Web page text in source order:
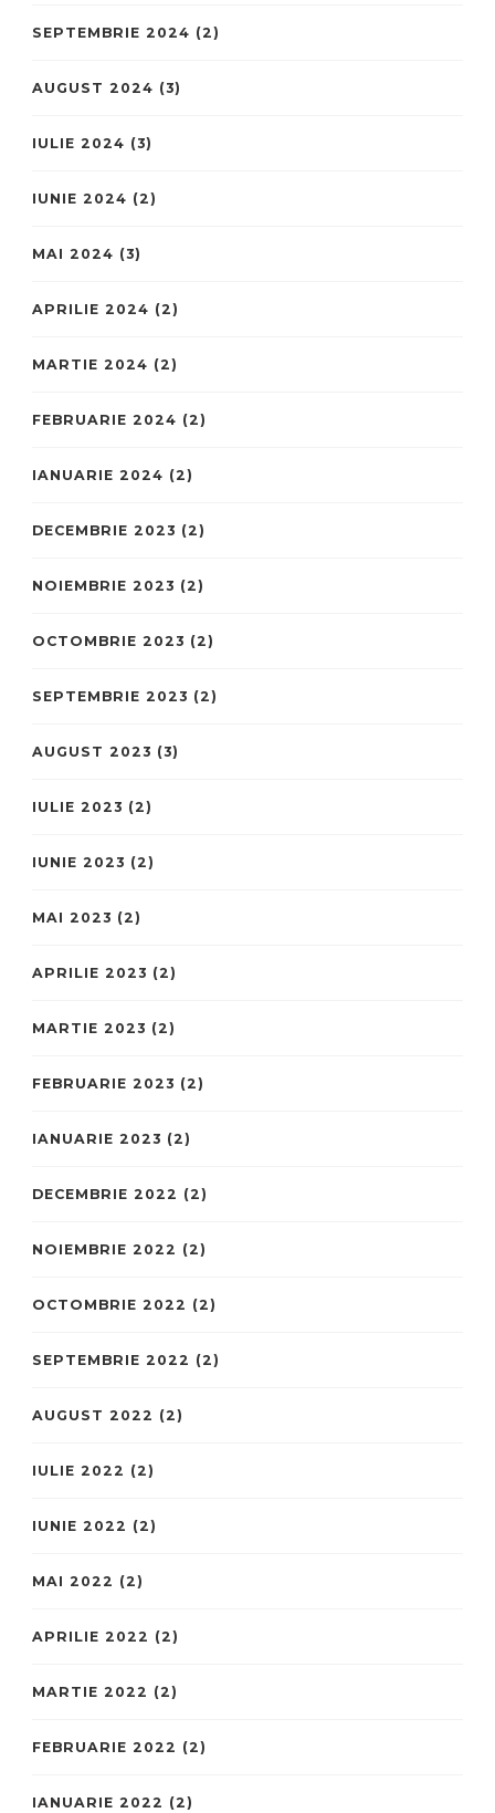
SEPTEMBRIE 2024 (2)
AUGUST 2024 (3)
IULIE 2024 (3)
IUNIE 2024 (2)
MAI 2024 (3)
APRILIE 2024 (2)
MARTIE 2024 (2)
FEBRUARIE 2024 (2)
IANUARIE 2024 (2)
DECEMBRIE 2023 (2)
NOIEMBRIE 2023 (2)
OCTOMBRIE 2023 (2)
SEPTEMBRIE 2023 (2)
AUGUST 2023 (3)
IULIE 2023 (2)
IUNIE 2023 (2)
MAI 2023 (2)
APRILIE 2023 (2)
MARTIE 2023 (2)
FEBRUARIE 2023 (2)
IANUARIE 2023 (2)
DECEMBRIE 2022 (2)
NOIEMBRIE 2022 (2)
OCTOMBRIE 2022 (2)
SEPTEMBRIE 2022 (2)
AUGUST 2022 (2)
IULIE 2022 (2)
IUNIE 2022 (2)
MAI 2022 (2)
APRILIE 2022 (2)
MARTIE 2022 (2)
FEBRUARIE 2022 (2)
IANUARIE 2022 (2)